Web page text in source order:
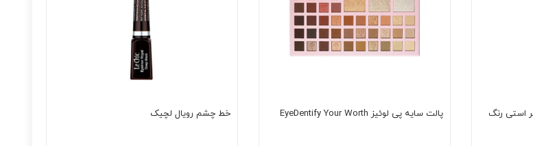
استی رنگ
پالت سایه پی لوئیز EyeDentify Your Worth خط چشم رویال لچیک